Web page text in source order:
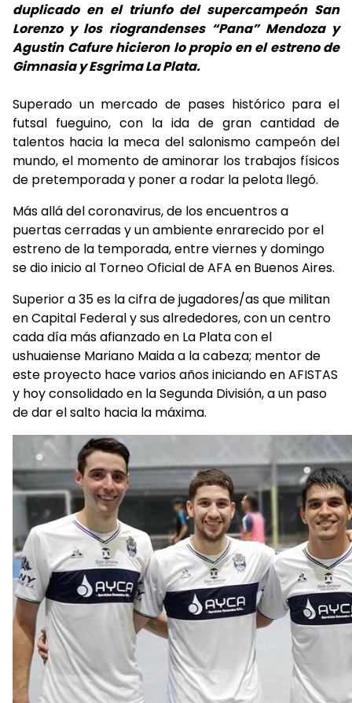
duplicado en el triunfo del supercampeón San
Lorenzo y los riograndenses “Pana” Mendoza y
Agustin Cafure hicieron lo propio en el estreno de
Gimnasia y Esgrima La Plata.
Superado un mercado de pases histórico para el
futsal fueguino, con la ida de gran cantidad de
talentos hacia la meca del salonismo campeón del
mundo, el momento de aminorar los trabajos físicos
de pretemporada y poner a rodar la pelota llegó.
Más allá del coronavirus, de los encuentros a
puertas cerradas y un ambiente enrarecido por el
estreno de la temporada, entre viernes y domingo
se dio inicio al Torneo Oficial de AFA en Buenos Aires.
Superior a 35 es la cifra de jugadores/as que militan
en Capital Federal y sus alrededores, con un centro
cada día más afianzado en La Plata con el
ushuaiense Mariano Maida a la cabeza; mentor de
este proyecto hace varios años iniciando en AFISTAS
y hoy consolidado en la Segunda División, a un paso
de dar el salto hacia la máxima.